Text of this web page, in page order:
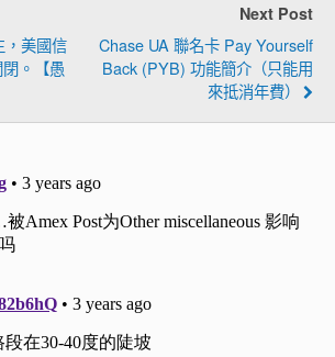
，美國信
。【愚
Next Post
Chase UA 聯名卡 Pay Yourself
Back (PYB) 功能簡介（只能用
來抵消年費）